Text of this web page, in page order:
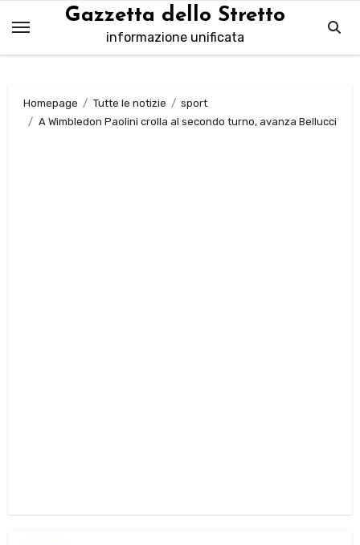
contenuto
Gazzetta dello Stretto
informazione unificata
Homepage Tutte le notizie
sport
A Wimbledon Paolini crolla al secondo turno, avanza Bellucci